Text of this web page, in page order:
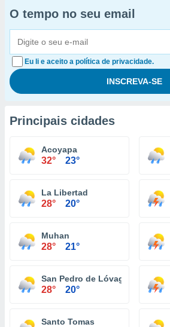
O tempo no seu email
Eu li e aceito a política de privacidade.
Principais cidades
Acoyapa
32° 23°
La Libertad
28° 20°
Muhan
28° 21°
San Pedro de Lóvago
28° 20°
Santo Tomas